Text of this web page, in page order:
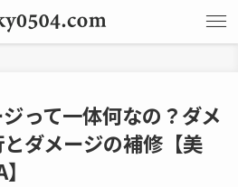
って一体何なの？ダメ
ダメージの補修【美